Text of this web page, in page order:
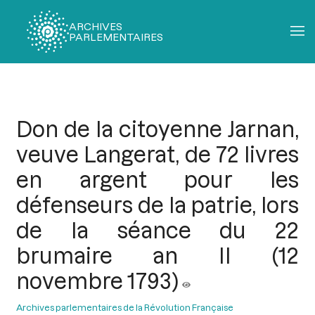
ARCHIVES
PARLEMENTAIRES
Don de la citoyenne Jarnan,
veuve Langerat, de 72 livres
en argent pour les
défenseurs de la patrie, lors
de la séance du 22
brumaire an II (12
novembre 1793)
Archives parlementaires de la Révolution Française